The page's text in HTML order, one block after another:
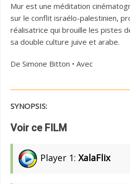
Mur est une méditation
sur le conflit israélo-palestinien,
réalisatrice qui brouille les pistes
sa double culture juive et arabe.
De Simone Bitton • Avec
SYNOPSIS:
Voir ce FILM
Player 1: XalaFlix